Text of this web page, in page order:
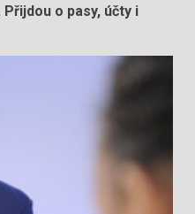
Přijdou o pasy, účty i